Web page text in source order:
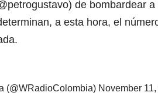
) de bombardear
a esta hora, el
(@WRadioColombia) November